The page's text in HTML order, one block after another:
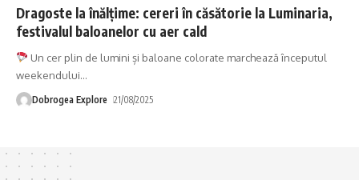
Dragoste la înălțime: cereri în căsătorie la Luminaria,
festivalul baloanelor cu aer cald
Un cer plin de lumini și baloane colorate marchează începutul
weekendului…
Dobrogea Explore 21/08/2025